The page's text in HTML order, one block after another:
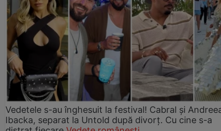
Vedetele s-au înghesuit la festival! Cabral și
Ibacka, separat la Untold după divorț. Cu cine s-a